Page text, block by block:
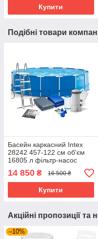
Купити
Подібні товари
Басейн каркасний Intex
28242 457-122 см об'єм
16805 л фільтр-насос
драбина підстилка тент
14 850 ₴ 16 500 ₴
Купити
Акційні пропозиції та
–10%